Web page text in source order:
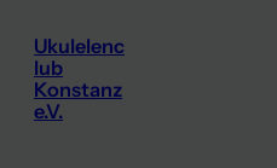
Inhalt
springen
Ukulelenc
lub
Konstanz
e.V.